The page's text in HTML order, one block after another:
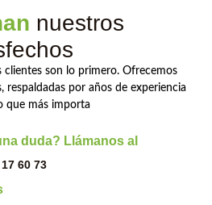
nuestros
clientes son lo primero. Ofrecemos
respaldadas por años de experiencia
que más importa
duda? Llámanos al
60 73